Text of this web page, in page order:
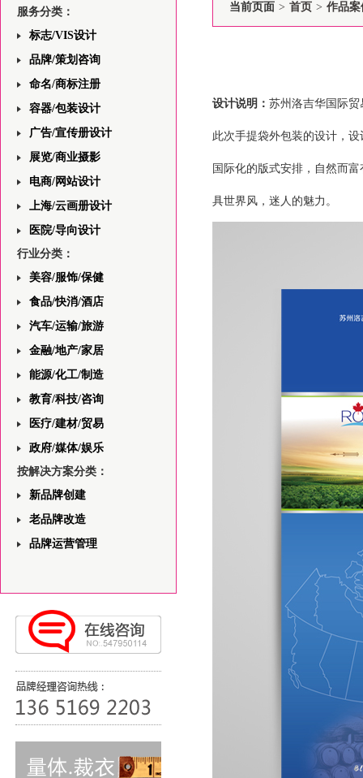
服务分类：
标志/VIS设计
品牌/策划咨询
命名/商标注册
容器/包装设计
广告/宣传册设计
展览/商业摄影
电商/网站设计
上海/云画册设计
医院/导向设计
行业分类：
美容/服饰/保健
食品/快消/酒店
汽车/运输/旅游
金融/地产/家居
能源/化工/制造
教育/科技/咨询
医疗/建材/贸易
政府/媒体/娱乐
按解决方案分类：
新品牌创建
老品牌改造
品牌运营管理
当前页面 > 首页 > 作品案
设计说明： 苏州洛吉华国际
此次手提袋外包装的设计，
国际化的版式安排，自然而
具世界风，迷人的魅力。